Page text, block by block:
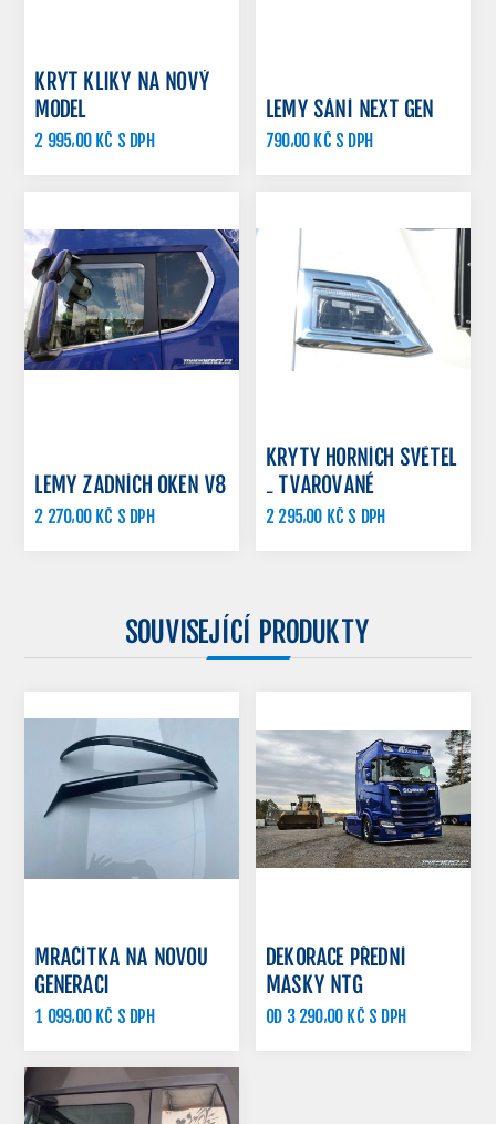
KRYT KLIKY NA NOVÝ
MODEL
2 995,00 KČ S DPH
LEMY SÁNÍ NEXT GEN
790,00 KČ S DPH
LEMY ZADNÍCH OKEN V8
2 270,00 KČ S DPH
KRYTY HORNÍCH SVĚTEL
- TVAROVANÉ
2 295,00 KČ S DPH
SOUVISEJÍCÍ PRODUKTY
MRAČÍTKA NA NOVOU
GENERACI
1 099,00 KČ S DPH
DEKORACE PŘEDNÍ
MASKY NTG
OD 3 290,00 KČ S DPH